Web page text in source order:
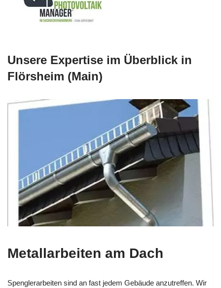
Unsere Expertise im Überblick in
Flörsheim (Main)
Metallarbeiten am Dach
Spenglerarbeiten sind an fast jedem Gebäude anzutreffen. Wir